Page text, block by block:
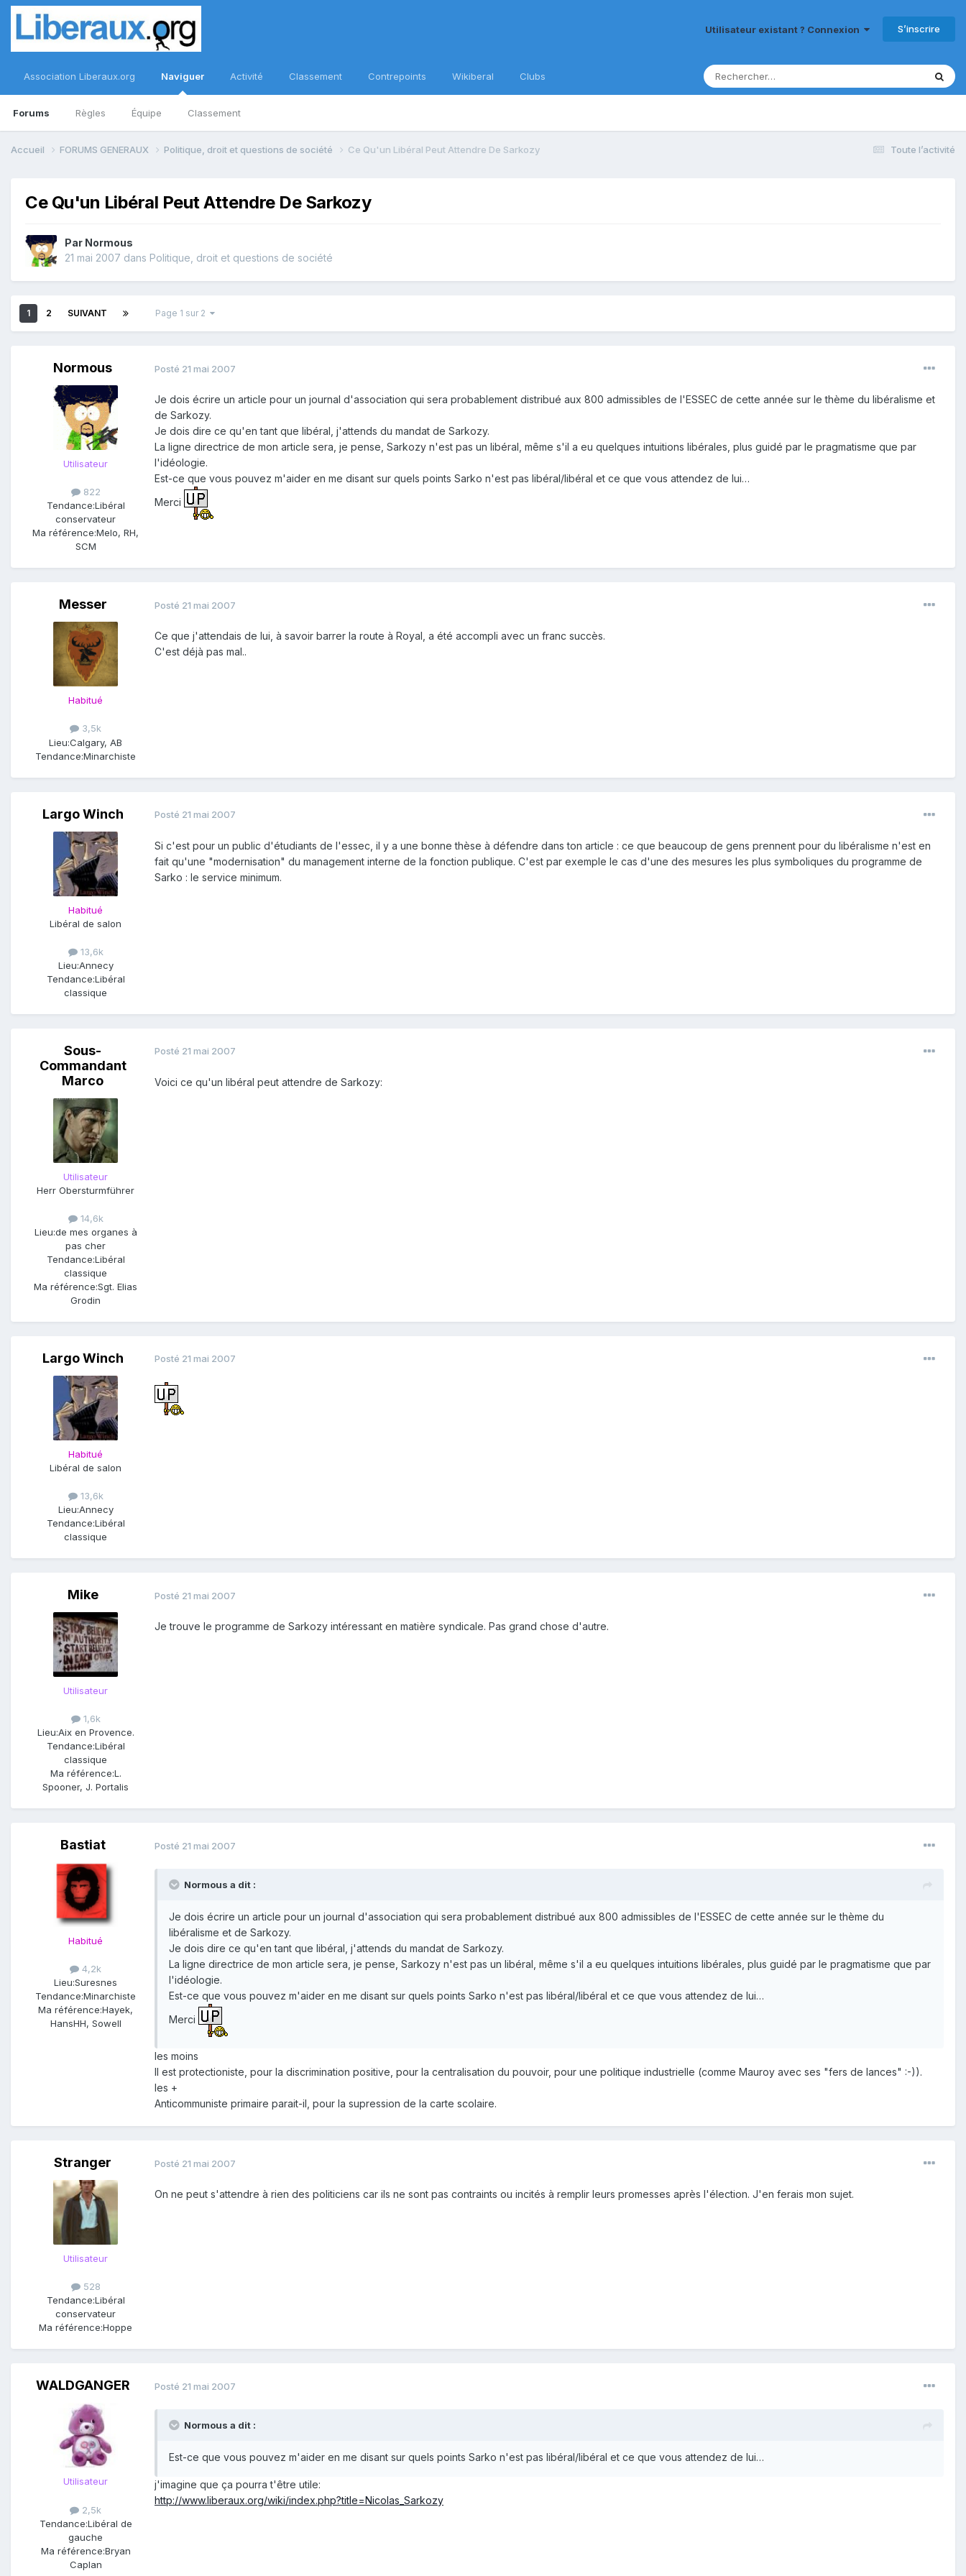
Utilisateur existant ? Connexion S’inscrire
Association Liberaux.org Naviguer
Forums Règles Équipe Classement
Activité Classement Contrepoints Wikiberal Clubs
Toute l’activité
Accueil FORUMS GENERAUX Politique, droit et questions de société Ce Qu'un Libéral Peut Attendre De Sarkozy
Ce Qu'un Libéral Peut Attendre De Sarkozy
Par Normous
21 mai 2007 dans Politique, droit et questions de société
1 2 SUIVANT Page 1 sur 2
Normous
Utilisateur
822
Tendance:Libéral
conservateur
Ma référence:Melo, RH,
SCM
Posté 21 mai 2007
Je dois écrire un article pour un journal d'association qui sera probablement distribué aux 800 admissibles de l'ESSEC de cette année sur le thème du libéralisme et
de Sarkozy.
Je dois dire ce qu'en tant que libéral, j'attends du mandat de Sarkozy.
La ligne directrice de mon article sera, je pense, Sarkozy n'est pas un libéral, même s'il a eu quelques intuitions libérales, plus guidé par le pragmatisme que par
l'idéologie.
Est-ce que vous pouvez m'aider en me disant sur quels points Sarko n'est pas libéral/libéral et ce que vous attendez de lui…
Merci
Messer
Habitué
3,5k
Lieu:Calgary, AB
Tendance:Minarchiste
Posté 21 mai 2007
Ce que j'attendais de lui, à savoir barrer la route à Royal, a été accompli avec un franc succès.
C'est déjà pas mal..
Largo Winch
Habitué
Libéral de salon
13,6k
Lieu:Annecy
Tendance:Libéral
classique
Posté 21 mai 2007
Si c'est pour un public d'étudiants de l'essec, il y a une bonne thèse à défendre dans ton article : ce que beaucoup de gens prennent pour du libéralisme n'est en
fait qu'une "modernisation" du management interne de la fonction publique. C'est par exemple le cas d'une des mesures les plus symboliques du programme de
Sarko : le service minimum.
Sous-
Commandant
Marco
Utilisateur
Herr Obersturmführer
14,6k
Lieu:de mes organes à
pas cher
Tendance:Libéral
classique
Ma référence:Sgt. Elias
Grodin
Posté 21 mai 2007
Voici ce qu'un libéral peut attendre de Sarkozy:
Largo Winch
Habitué
Libéral de salon
13,6k
Lieu:Annecy
Tendance:Libéral
classique
Posté 21 mai 2007
Mike
Utilisateur
1,6k
Lieu:Aix en Provence.
Tendance:Libéral
classique
Ma référence:L.
Spooner, J. Portalis
Posté 21 mai 2007
Je trouve le programme de Sarkozy intéressant en matière syndicale. Pas grand chose d'autre.
Bastiat
Habitué
4,2k
Lieu:Suresnes
Tendance:Minarchiste
Ma référence:Hayek,
HansHH, Sowell
Posté 21 mai 2007
Normous a dit :
Je dois écrire un article pour un journal d'association qui sera probablement distribué aux 800 admissibles de l'ESSEC de cette année sur le thème du
libéralisme et de Sarkozy.
Je dois dire ce qu'en tant que libéral, j'attends du mandat de Sarkozy.
La ligne directrice de mon article sera, je pense, Sarkozy n'est pas un libéral, même s'il a eu quelques intuitions libérales, plus guidé par le pragmatisme que par
l'idéologie.
Est-ce que vous pouvez m'aider en me disant sur quels points Sarko n'est pas libéral/libéral et ce que vous attendez de lui…
Merci
les moins
Il est protectioniste, pour la discrimination positive, pour la centralisation du pouvoir, pour une politique industrielle (comme Mauroy avec ses "fers de lances" :-)).
les +
Anticommuniste primaire parait-il, pour la supression de la carte scolaire.
Stranger
Utilisateur
528
Tendance:Libéral
conservateur
Ma référence:Hoppe
Posté 21 mai 2007
On ne peut s'attendre à rien des politiciens car ils ne sont pas contraints ou incités à remplir leurs promesses après l'élection. J'en ferais mon sujet.
WALDGANGER
Utilisateur
2,5k
Tendance:Libéral de
gauche
Ma référence:Bryan
Caplan
Posté 21 mai 2007
Normous a dit :
Est-ce que vous pouvez m'aider en me disant sur quels points Sarko n'est pas libéral/libéral et ce que vous attendez de lui…
j'imagine que ça pourra t'être utile:
http://www.liberaux.org/wiki/index.php?title=Nicolas_Sarkozy